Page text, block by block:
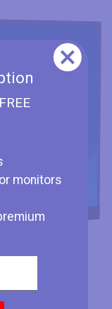
monitors